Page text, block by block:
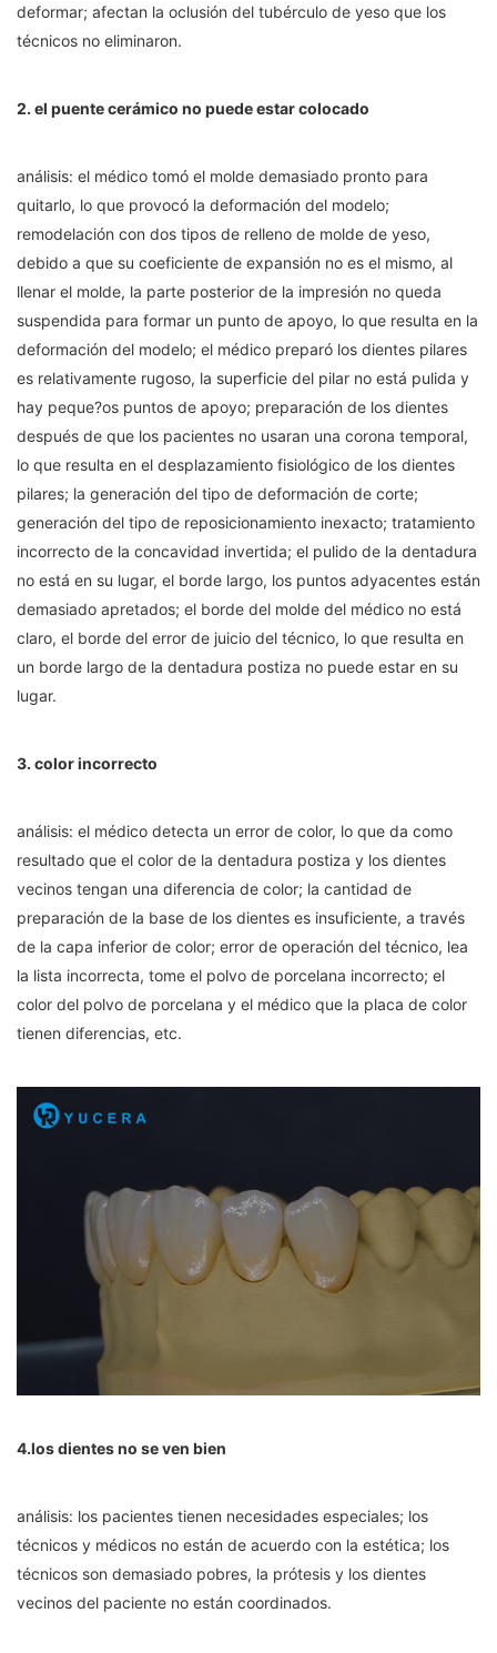
deformar; afectan la oclusión del tubérculo de yeso que los
técnicos no eliminaron.
2. el puente cerámico no puede estar colocado
análisis: el médico tomó el molde demasiado pronto para
quitarlo, lo que provocó la deformación del modelo;
remodelación con dos tipos de relleno de molde de yeso,
debido a que su coeficiente de expansión no es el mismo, al
llenar el molde, la parte posterior de la impresión no queda
suspendida para formar un punto de apoyo, lo que resulta en la
deformación del modelo; el médico preparó los dientes pilares
es relativamente rugoso, la superficie del pilar no está pulida y
hay peque?os puntos de apoyo; preparación de los dientes
después de que los pacientes no usaran una corona temporal,
lo que resulta en el desplazamiento fisiológico de los dientes
pilares; la generación del tipo de deformación de corte;
generación del tipo de reposicionamiento inexacto; tratamiento
incorrecto de la concavidad invertida; el pulido de la dentadura
no está en su lugar, el borde largo, los puntos adyacentes están
demasiado apretados; el borde del molde del médico no está
claro, el borde del error de juicio del técnico, lo que resulta en
un borde largo de la dentadura postiza no puede estar en su
lugar.
3. color incorrecto
análisis: el médico detecta un error de color, lo que da como
resultado que el color de la dentadura postiza y los dientes
vecinos tengan una diferencia de color; la cantidad de
preparación de la base de los dientes es insuficiente, a través
de la capa inferior de color; error de operación del técnico, lea
la lista incorrecta, tome el polvo de porcelana incorrecto; el
color del polvo de porcelana y el médico que la placa de color
tienen diferencias, etc.
4.los dientes no se ven bien
análisis: los pacientes tienen necesidades especiales; los
técnicos y médicos no están de acuerdo con la estética; los
técnicos son demasiado pobres, la prótesis y los dientes
vecinos del paciente no están coordinados.